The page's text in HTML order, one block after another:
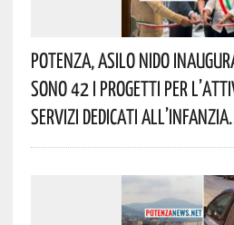
Potenza, Asilo Nido
Sono 42 I Progetti Per
Servizi Dedicati